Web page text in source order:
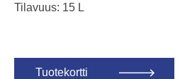
Tilavuus: 15 L
Tuotekortti